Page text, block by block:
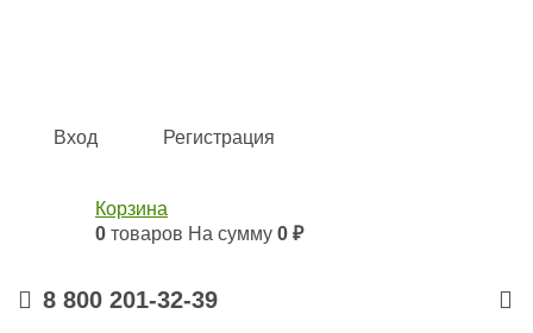
Вход Регистрация
Корзина
0 товаров На сумму 0 ₽
8 800 201-32-39